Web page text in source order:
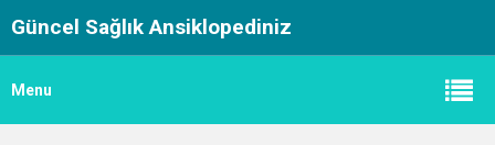
Güncel Sağlık Ansiklopediniz
Menu